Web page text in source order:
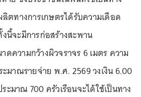
ตทางการเกษตรได้รับความเดือด
นี้จะมีการก่อสร้างสะพาน
ดความกว้างผิวจราจร 6 เมตร ความ
ะมาณรายจ่าย พ.ศ. 2569 วงเงิน 6.00
ะมาณ 700 ครัวเรือนจะได้ใช้เป็นทาง